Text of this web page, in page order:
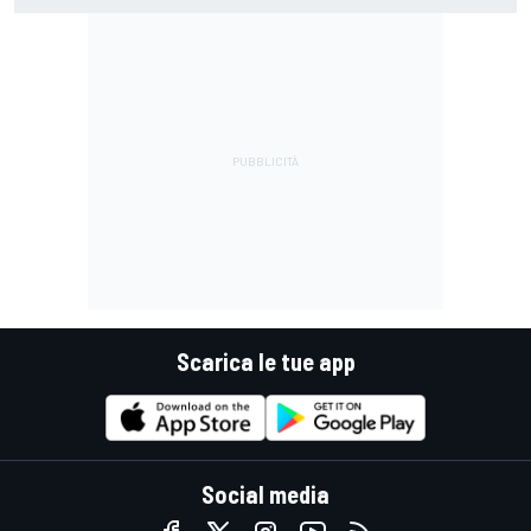
Scarica le tue app
Social media